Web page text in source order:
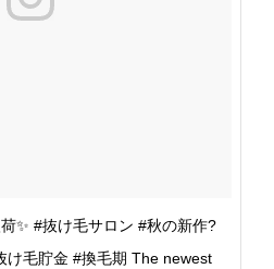
✨ #抜け毛サロン #秋の新作?
け毛貯金 #換毛期 The newest